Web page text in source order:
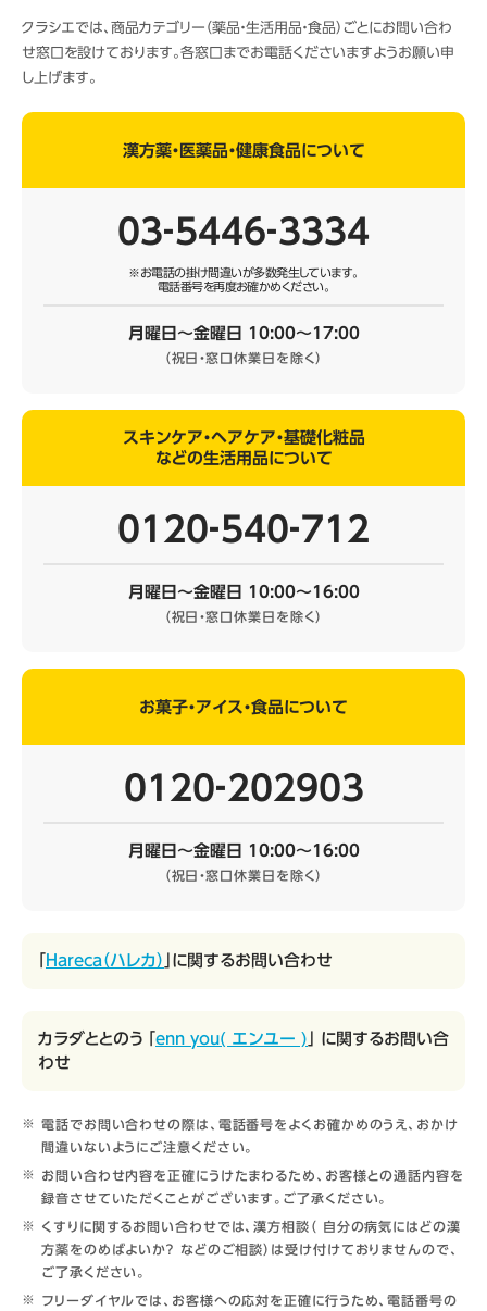
クラシエでは、商品カテゴリー（薬品・生活用品・食品）ごとにお問い合わ
せ窓口を設けております。各窓口までお電話くださいますようお願い申
し上げます。
漢方薬・医薬品・健康食品について
03‐5446‐3334
※お電話の掛け間違いが多数発生しています。
電話番号を再度お確かめください。
月曜日～金曜日 10:00～17:00
（祝日・窓口休業日を除く）
スキンケア・ヘアケア・基礎化粧品
などの生活用品について
0120‐540‐712
月曜日～金曜日 10:00～16:00
（祝日・窓口休業日を除く）
お菓子・アイス・食品について
0120‐202903
月曜日～金曜日 10:00～16:00
（祝日・窓口休業日を除く）
Hareca（ハレカ） 」に関するお問い合わせ
カラダととのう 「 enn you( エンユー ) 」 に関するお問い合
わせ
電話でお問い合わせの際は、電話番号をよくお確かめのうえ、おかけ
間違いないようにご注意ください。
お問い合わせ内容を正確にうけたまわるため、お客様との通話内容を
録音させていただくことがございます。ご了承ください。
くすりに関するお問い合わせでは、漢方相談（ 自分の病気にはどの漢
方薬をのめばよいか？ などのご相談）は受け付けておりませんので、
ご了承ください。
フリーダイヤルでは、お客様への応対を正確に行うため、電話番号の